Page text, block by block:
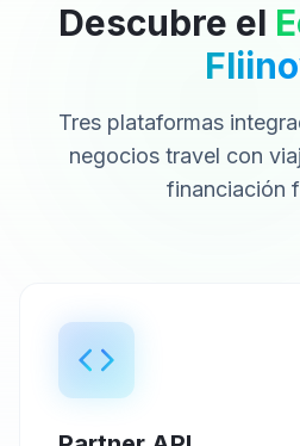
Descubre el
Tres plataformas
negocios travel con
financiación